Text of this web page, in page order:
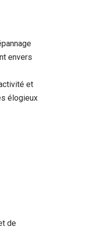
envers
et
élogieux
de